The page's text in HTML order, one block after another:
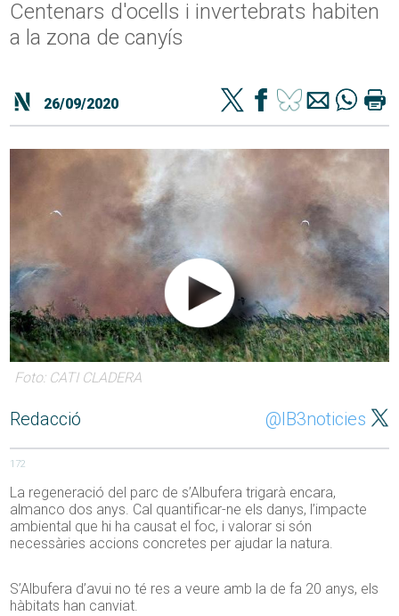
Centenars d'ocells i invertebrats habiten
a la zona de canyís
26/09/2020
Foto: CATI CLADERA
Redacció @IB3noticies
172
La regeneració del parc de s’Albufera trigarà encara,
almanco dos anys. Cal quantificar-ne els danys, l’impacte
ambiental que hi ha causat el foc, i valorar si són
necessàries accions concretes per ajudar la natura.
S’Albufera d’avui no té res a veure amb la de fa 20 anys, els
hàbitats han canviat.